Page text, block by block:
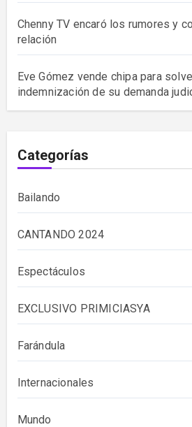
Chenny TV encaró los rumores y
relación
Eve Gómez vende chipa para
indemnización de su demanda
Categorías
Bailando
CANTANDO 2024
Espectáculos
EXCLUSIVO PRIMICIASYA
Farándula
Internacionales
Mundo